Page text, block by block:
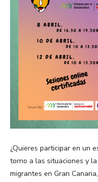
¿Quieres participar en un
torno a las situaciones y
migrantes en Gran